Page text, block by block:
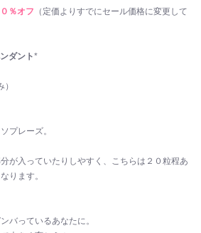
％オフ （定価よりすでにセール価格に変更して
ダント*
プレーズ。
が入っていたりしやすく、こちらは２０粒程あ
ります。
バっているあなたに。